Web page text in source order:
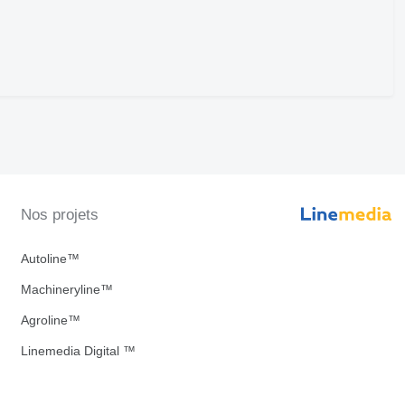
Nos projets
Autoline™
Machineryline™
Agroline™
Linemedia Digital ™